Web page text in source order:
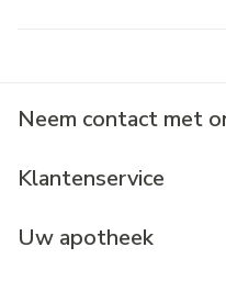
Neem contact met
Klantenservice
Uw apotheek